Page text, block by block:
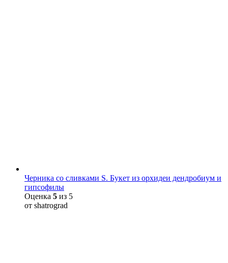
Черника со сливками S. Букет из орхидеи дендробиум и
гипсофилы
Оценка 5 из 5
от shatrograd